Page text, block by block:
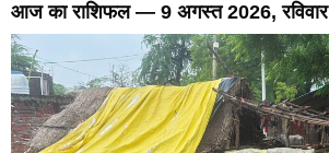
आज का राशिफल — 9 अगस्त 2026, रविवार